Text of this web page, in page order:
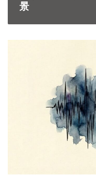
景